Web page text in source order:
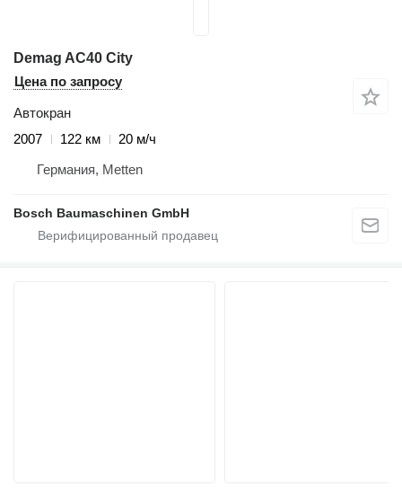
Demag AC40 City
Цена по запросу
Автокран
2007
122 км
20 м/ч
Германия, Metten
Bosch Baumaschinen GmbH